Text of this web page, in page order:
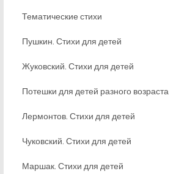
Тематические стихи
Пушкин. Стихи для детей
Жуковский. Стихи для детей
Потешки для детей разного возраста
Лермонтов. Стихи для детей
Чуковский. Стихи для детей
Маршак. Стихи для детей